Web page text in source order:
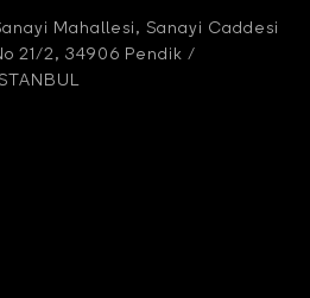
Mahallesi, Sanayi Caddesi
21/2, 34906 Pendik /